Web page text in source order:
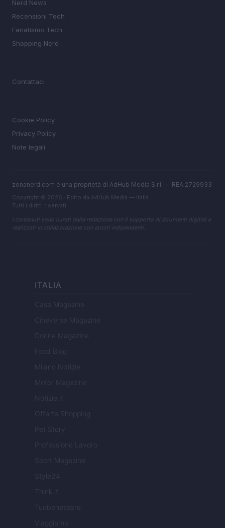
Nerd News
Recensioni Tech
Fanatismo Tech
Shopping Nerd
Contattaci
Cookie Policy
Privacy Policy
Note legali
zonanerd.com è una proprietà di AdHub Media S.r.l. — REA 2729933
Copyright © 2026 · Edito da AdHub Media — Italia
Tutti i diritti riservati
I contenuti sono curati dalla redazione con il supporto di strumenti digitali e
realizzati in collaborazione con autori indipendenti.
ITALIA
Casa Magazine
Cineverse Magazine
Donne Magazine
Food Blog
Milano Notizie
Motor Magazine
Notizie.it
Offerte Shopping
Pet Story
Professione Lavoro
Sport Magazine
Style24
Think.it
Tuobenessere
Viaggiamo